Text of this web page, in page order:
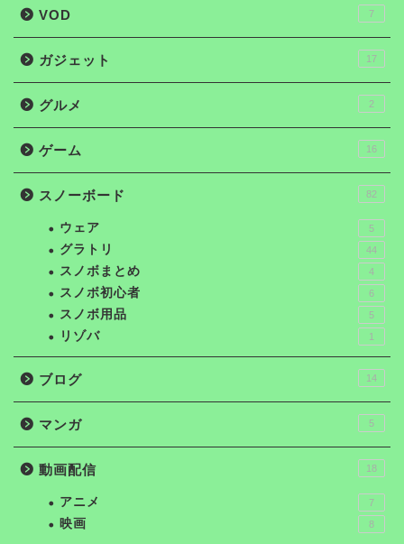
VOD 7
ガジェット 17
グルメ 2
ゲーム 16
スノーボード 82
ウェア 5
グラトリ 44
スノボまとめ 4
スノボ初心者 6
スノボ用品 5
リゾバ 1
ブログ 14
マンガ 5
動画配信 18
アニメ 7
映画 8